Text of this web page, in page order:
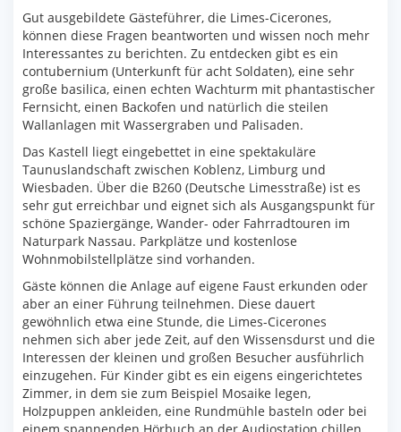
Gut ausgebildete Gästeführer, die Limes-Cicerones,
können diese Fragen beantworten und wissen noch mehr
Interessantes zu berichten. Zu entdecken gibt es ein
contubernium (Unterkunft für acht Soldaten), eine sehr
große basilica, einen echten Wachturm mit phantastischer
Fernsicht, einen Backofen und natürlich die steilen
Wallanlagen mit Wassergraben und Palisaden.
Das Kastell liegt eingebettet in eine spektakuläre
Taunuslandschaft zwischen Koblenz, Limburg und
Wiesbaden. Über die B260 (Deutsche Limesstraße) ist es
sehr gut erreichbar und eignet sich als Ausgangspunkt für
schöne Spaziergänge, Wander- oder Fahrradtouren im
Naturpark Nassau. Parkplätze und kostenlose
Wohnmobilstellplätze sind vorhanden.
Gäste können die Anlage auf eigene Faust erkunden oder
aber an einer Führung teilnehmen. Diese dauert
gewöhnlich etwa eine Stunde, die Limes-Cicerones
nehmen sich aber jede Zeit, auf den Wissensdurst und die
Interessen der kleinen und großen Besucher ausführlich
einzugehen. Für Kinder gibt es ein eigens eingerichtetes
Zimmer, in dem sie zum Beispiel Mosaike legen,
Holzpuppen ankleiden, eine Rundmühle basteln oder bei
einem spannenden Hörbuch an der Audiostation chillen